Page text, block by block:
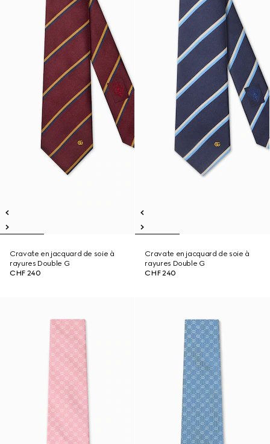
Cravate en jacquard de soie à
rayures Double G
CHF 240
Cravate en jacquard de soie à
rayures Double G
CHF 240